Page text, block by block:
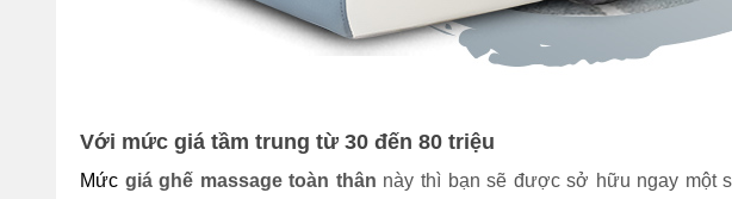
Với mức giá tầm trung từ 30 đến 80 triệu
Mức giá ghế massage toàn thân này thì bạn sẽ được sở hữu ngay một